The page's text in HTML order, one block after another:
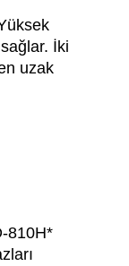
İki
uzak
810H*